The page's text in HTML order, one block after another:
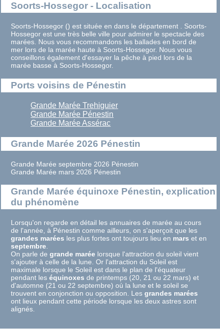
Soorts-Hossegor - Localisation
Soorts-Hossegor () est située en dans le département . Soorts-
Hossegor est une très belle ville pour admirer le spectacle des
marées. Nous vous recommandons les ballades en bord de
mer lors de la marée haute à Soorts-Hossegor. Nous vous
conseillons également d'essayer la pêche à pied lors de la
marée basse à Soorts-Hossegor.
Ports voisins de Pénestin
Grande Marée Trehiguier
Grande Marée Pénestin
Grande Marée Assérac
Grande Marée 2026 Pénestin
Grande Marée septembre 2026 Pénestin
Grande Marée mars 2026 Pénestin
Grande Marée équinoxe Pénestin, explication
du phénomène
Lorsqu'on regarde en détail les annuaires de marée au cours
de l'année, à Pénestin comme ailleurs, on s'aperçoit que les
grandes marées les plus fortes ont toujours lieu en mars et en
septembre
On parle degrande marée lorsque l'attraction du soleil vient
s'ajouter à celle de la lune. Or l'attraction du Soleil est
maximale lorsque le Soleil est dans le plan de l'équateur
pendant leséquinoxes de printemps (20, 21 ou 22 mars) et
d'automne (21 ou 22 septembre) où la lune et le soleil se
trouvent en conjonction ou opposition. Lesgrandes marées
ont lieux pendant cette période lorsque les deux astres sont
alignés.